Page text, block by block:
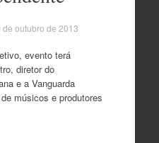
de outubro de 2013
evento terá
diretor do
e a Vanguarda
músicos e produtores